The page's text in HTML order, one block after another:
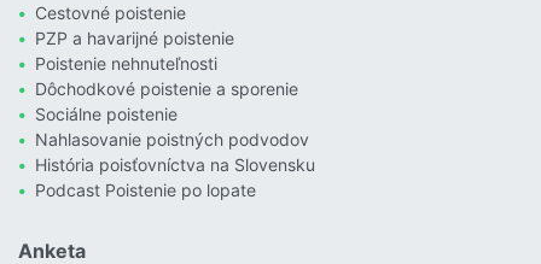
Cestovné poistenie
PZP a havarijné poistenie
Poistenie nehnuteľnosti
Dôchodkové poistenie a sporenie
Sociálne poistenie
Nahlasovanie poistných podvodov
História poisťovníctva na Slovensku
Podcast Poistenie po lopate
Anketa